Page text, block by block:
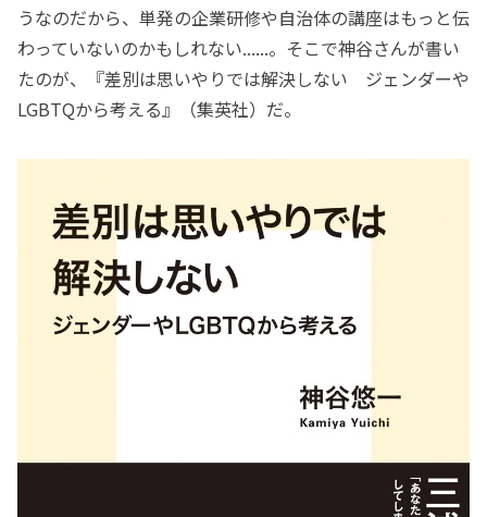
うなのだから、単発の企業研修や自治体の講座はもっと伝
わっていないのかもしれない......。そこで神谷さんが書い
たのが、『差別は思いやりでは解決しない ジェンダーや
LGBTQから考える』（集英社）だ。